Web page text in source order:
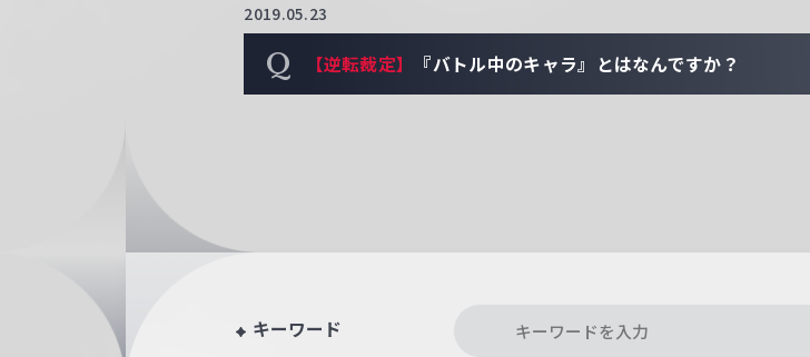
2019.05.23
Q 【逆転裁定】 『バトル中のキャラ』とはなんですか？
キーワード